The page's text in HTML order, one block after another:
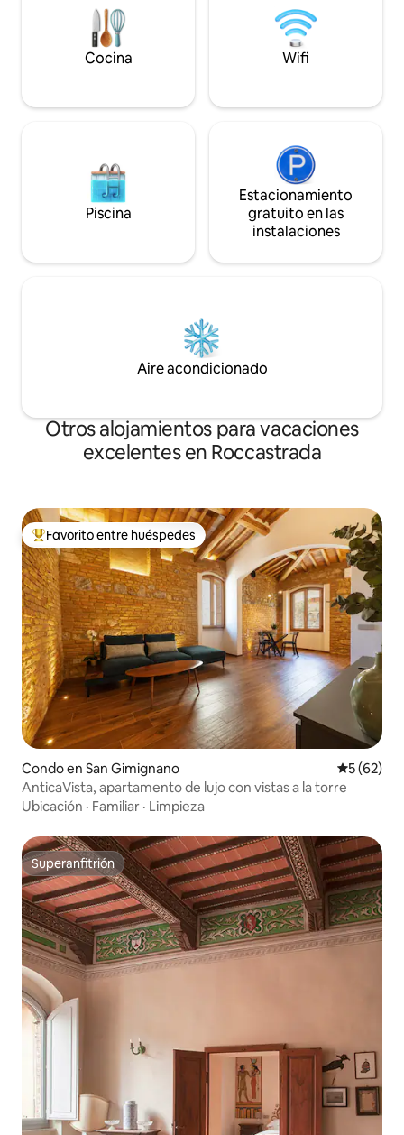
privadas. ¡NUEVA bañera de hidromasaje
frente a la verde cima de la colina! ¡Vive
la Toscana como un habitante más, con
tu anfitrión local!
temporada), dos
centenario,
alcornoques.
Cocina Wifi
Piscina
Estacionamiento
gratuito en las
instalaciones
Aire acondicionado
Otros alojamientos para vacaciones
excelentes en Roccastrada
Favorito entre huéspedes preferido
Favorito entre huéspedes
Condo en San Gimignano
5 (62)
AnticaVista, apartamento de lujo con vistas a la torre
Ubicación · Familiar · Limpieza
Superanfitrión
Superanfitrión